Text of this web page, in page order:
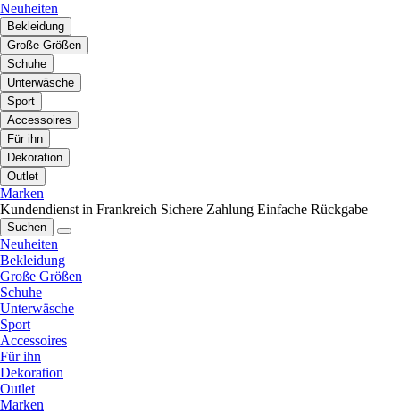
Neuheiten
Bekleidung
Große Größen
Schuhe
Unterwäsche
Sport
Accessoires
Für ihn
Dekoration
Outlet
Marken
Kundendienst in Frankreich Sichere Zahlung Einfache Rückgabe
Suchen
Neuheiten
Bekleidung
Große Größen
Schuhe
Unterwäsche
Sport
Accessoires
Für ihn
Dekoration
Outlet
Marken